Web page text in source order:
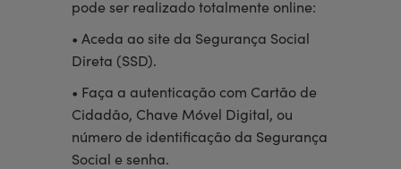
pode ser realizado totalmente online:
• Aceda ao site da Segurança Social
Direta (SSD).
• Faça a autenticação com Cartão de
Cidadão, Chave Móvel Digital, ou
número de identificação da Segurança
Social e senha.